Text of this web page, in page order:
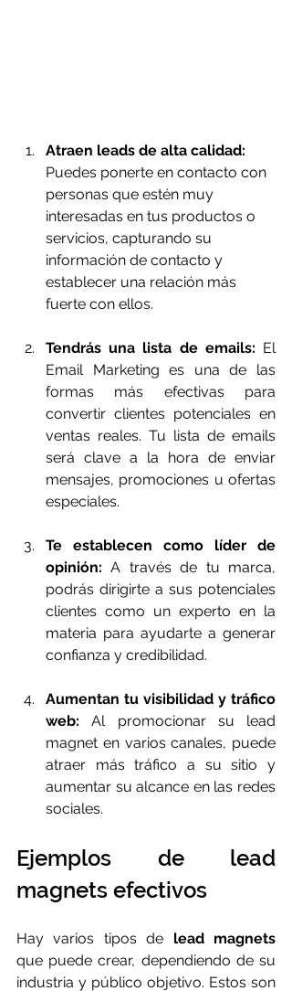
Atraen leads de alta calidad:
Puedes ponerte en contacto con
personas que estén muy
interesadas en tus productos o
servicios, capturando su
información de contacto y
establecer una relación más
fuerte con ellos.
Tendrás una lista de emails: El
Email Marketing es una de las
formas más efectivas para
convertir clientes potenciales en
ventas reales. Tu lista de emails
será clave a la hora de enviar
mensajes, promociones u ofertas
especiales.
Te establecen como líder de
opinión: A través de tu marca,
podrás dirigirte a sus potenciales
clientes como un experto en la
materia para ayudarte a generar
confianza y credibilidad.
Aumentan tu visibilidad y tráfico
web: Al promocionar su lead
magnet en varios canales, puede
atraer más tráfico a su sitio y
aumentar su alcance en las redes
sociales.
Ejemplos de lead
magnets efectivos
Hay varios tipos de lead magnets
que puede crear, dependiendo de su
industria y público objetivo. Estos son